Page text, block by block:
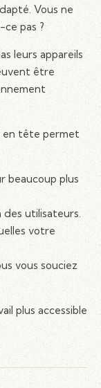
Vous ne
pas ?
leurs appareils
être
en tête permet
beaucoup plus
utilisateurs.
votre
vous souciez
plus accessible